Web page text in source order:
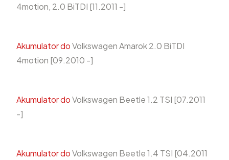
4motion, 2.0 BiTDI [11.2011 -]
Akumulator doVolkswagen Amarok 2.0 BiTDI
4motion [09.2010 -]
Akumulator doVolkswagen Beetle 1.2 TSI [07.2011
-]
Akumulator doVolkswagen Beetle 1.4 TSI [04.2011